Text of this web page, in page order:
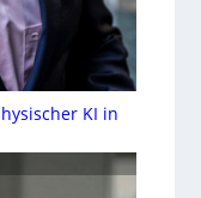
KI in